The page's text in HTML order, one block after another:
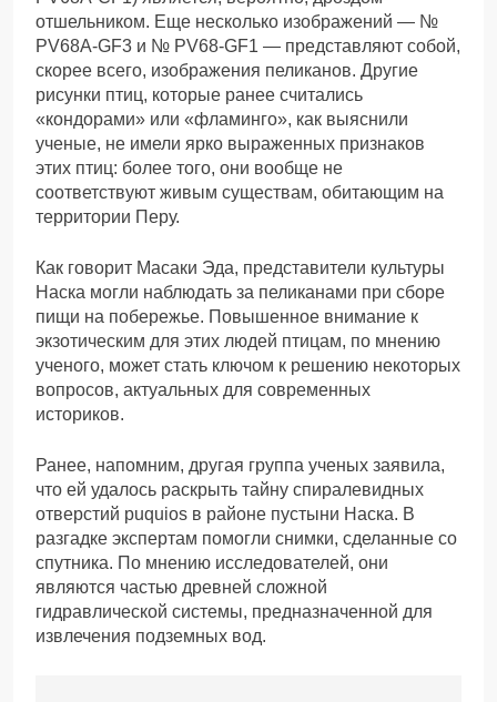
отшельником. Еще несколько изображений — №
PV68A-GF3 и № PV68-GF1 — представляют собой,
скорее всего, изображения пеликанов. Другие
рисунки птиц, которые ранее считались
«кондорами» или «фламинго», как выяснили
ученые, не имели ярко выраженных признаков
этих птиц: более того, они вообще не
соответствуют живым существам, обитающим на
территории Перу.
Как говорит Масаки Эда, представители культуры
Наска могли наблюдать за пеликанами при сборе
пищи на побережье. Повышенное внимание к
экзотическим для этих людей птицам, по мнению
ученого, может стать ключом к решению некоторых
вопросов, актуальных для современных
историков.
Ранее, напомним, другая группа ученых заявила,
что ей удалось раскрыть тайну спиралевидных
отверстий puquios в районе пустыни Наска. В
разгадке экспертам помогли снимки, сделанные со
спутника. По мнению исследователей, они
являются частью древней сложной
гидравлической системы, предназначенной для
извлечения подземных вод.